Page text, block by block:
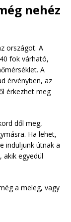
nehéz
országot. A
fok várható,
A
érvényben, az
érkezhet meg
dől meg,
Ha lehet,
induljunk útnak a
akik egyedül
a meleg, vagy